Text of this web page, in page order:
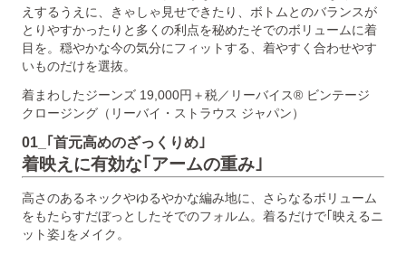
えするうえに、きゃしゃ見せできたり、ボトムとのバランスが
とりやすかったりと多くの利点を秘めたそでのボリュームに着
目を。穏やかな今の気分にフィットする、着やすく合わせやす
いものだけを選抜。
着まわしたジーンズ 19,000円＋税／リーバイス® ビンテージ
クロージング（リーバイ・ストラウス ジャパン）
01_｢首元高めのざっくりめ｣
着映えに有効な｢アームの重み｣
高さのあるネックやゆるやかな編み地に、さらなるボリューム
をもたらすだぼっとしたそでのフォルム。着るだけで｢映えるニ
ット姿｣をメイク。